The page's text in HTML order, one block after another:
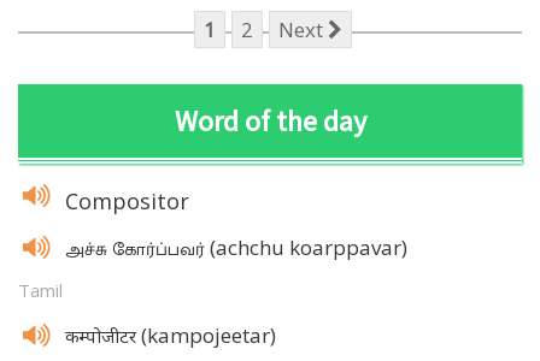
1
2 Next
Word of the day
Compositor
அச்சு கோர்ப்பவர்(achchu koarppavar)
Tamil
कम्पोजीटर (kampojeetar)